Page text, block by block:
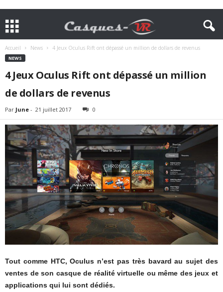
Accueil News 4 Jeux Oculus Rift ont dépassé un million de dollars de revenus
NEWS
4 Jeux Oculus Rift ont dépassé un million
de dollars de revenus
Par June - 21 juillet 2017 0
Tout comme HTC, Oculus n’est pas très bavard au sujet des
ventes de son casque de réalité virtuelle ou même des jeux et
applications qui lui sont dédiés.